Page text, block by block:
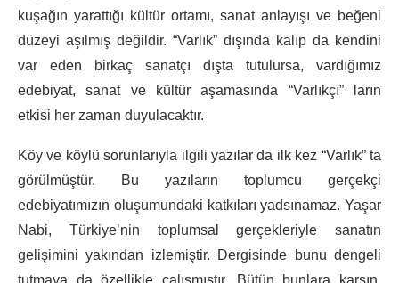
kuşağın yarattığı kültür ortamı, sanat anlayışı ve beğeni
düzeyi aşılmış değildir. “Varlık” dışında kalıp da kendini
var eden birkaç sanatçı dışta tutulursa, vardığımız
edebiyat, sanat ve kültür aşamasında “Varlıkçı” ların
etkisi her zaman duyulacaktır.
Köy ve köylü sorunlarıyla ilgili yazılar da ilk kez “Varlık” ta
görülmüştür. Bu yazıların toplumcu gerçekçi
edebiyatımızın oluşumundaki katkıları yadsınamaz. Yaşar
Nabi, Türkiye’nin toplumsal gerçekleriyle sanatın
gelişimini yakından izlemiştir. Dergisinde bunu dengeli